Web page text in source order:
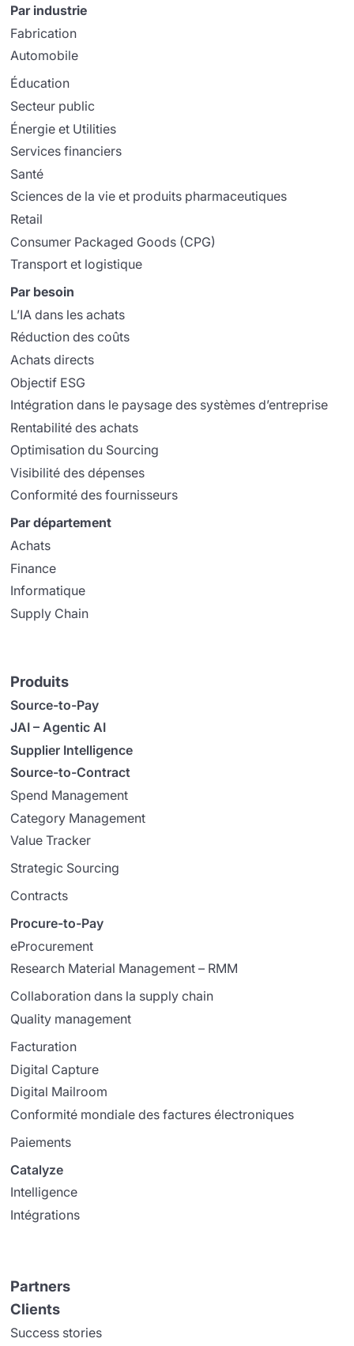
Par industrie
Fabrication
Automobile
Éducation
Secteur public
Énergie et Utilities
Services financiers
Santé
Sciences de la vie et produits pharmaceutiques
Retail
Consumer Packaged Goods (CPG)
Transport et logistique
Par besoin
L’IA dans les achats
Réduction des coûts
Achats directs
Objectif ESG
Intégration dans le paysage des systèmes d’entreprise
Rentabilité des achats
Optimisation du Sourcing
Visibilité des dépenses
Conformité des fournisseurs
Par département
Achats
Finance
Informatique
Supply Chain
Produits
Source-to-Pay
JAI – Agentic AI
Supplier Intelligence
Source-to-Contract
Spend Management
Category Management
Value Tracker
Strategic Sourcing
Contracts
Procure-to-Pay
eProcurement
Research Material Management – RMM
Collaboration dans la supply chain
Quality management
Facturation
Digital Capture
Digital Mailroom
Conformité mondiale des factures électroniques
Paiements
Catalyze
Intelligence
Intégrations
Partners
Clients
Success stories